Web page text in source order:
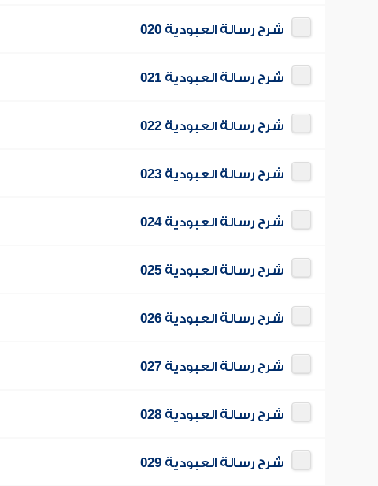
شرح رسالة العبودية 020
شرح رسالة العبودية 021
شرح رسالة العبودية 022
شرح رسالة العبودية 023
شرح رسالة العبودية 024
شرح رسالة العبودية 025
شرح رسالة العبودية 026
شرح رسالة العبودية 027
شرح رسالة العبودية 028
شرح رسالة العبودية 029